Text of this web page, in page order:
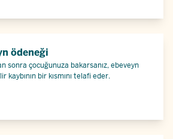
ödeneği
sonra çocuğunuza bakarsanız, ebeveyn
kaybının bir kısmını telafi eder.